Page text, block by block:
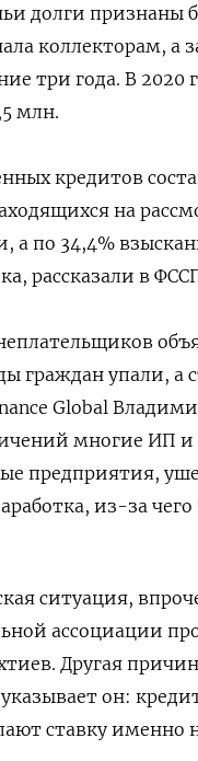
долги признаны
коллекторам, а
три года. В
млн.
кредитов
на
а по 34,4%
рассказали в
граждан упали, а
Global
многие ИП и
предприятия,
из-за
ситуация,
ассоциации
Другая
он:
ставку именно